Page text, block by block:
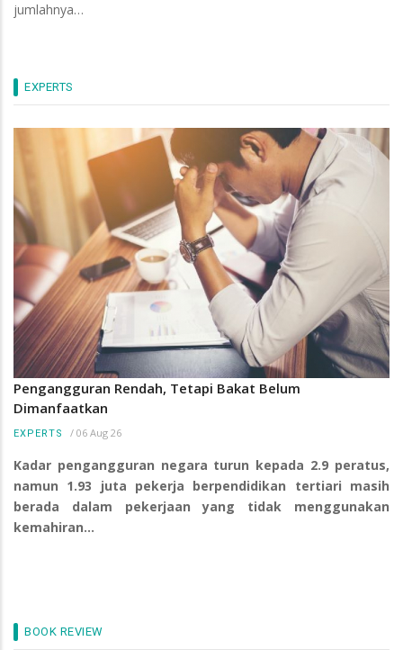
jumlahnya…
EXPERTS
Pengangguran Rendah, Tetapi Bakat Belum
Dimanfaatkan
EXPERTS / 06 Aug 26
Kadar pengangguran negara turun kepada 2.9 peratus,
namun 1.93 juta pekerja berpendidikan tertiari masih
berada dalam pekerjaan yang tidak menggunakan
kemahiran…
BOOK REVIEW